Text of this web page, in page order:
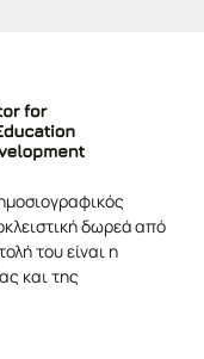
δωρεά από
του είναι η
και της